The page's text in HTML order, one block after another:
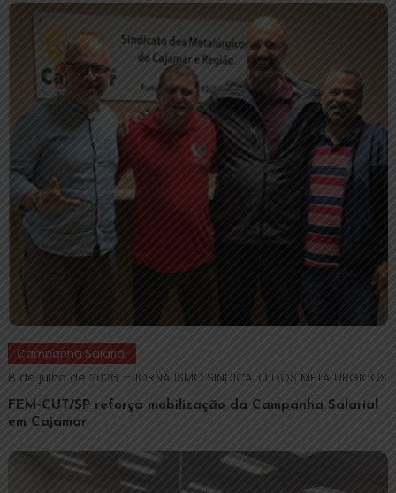
Campanha Salarial
8 de julho de 2026 JORNALISMO SINDICATO DOS METALURGICOS
FEM-CUT/SP reforça mobilização da Campanha Salarial
em Cajamar